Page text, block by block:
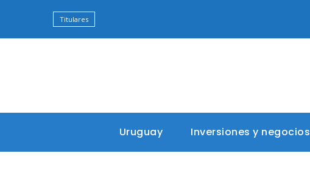
Titulares
Uruguay Inversiones y negocios